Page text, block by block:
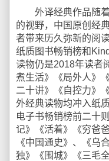
外译经典作品随着
的视野，中国原创经
者带来历久弥新的阅
纸质图书畅销榜和
读物仍是2018年读者
煮生活》《局外人》
二十讲》《自控力》
外经典读物均冲入纸
电子书畅销榜前二十
记》《活着》《穷爸
《中国通史》、《乌
独》《围城》《三毛